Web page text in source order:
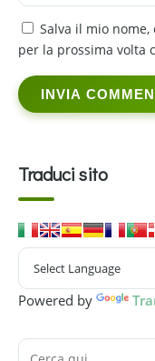
Salva il mio
per la prossima volta
Traduci sito
Powered by